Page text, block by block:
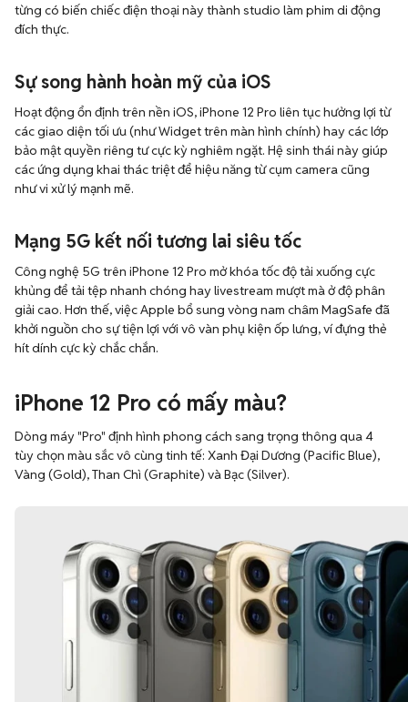
từng có biến chiếc điện thoại này thành studio làm phim di động
đích thực.
Sự song hành hoàn mỹ của iOS
Hoạt động ổn định trên nền iOS, iPhone 12 Pro liên tục hưởng lợi từ
các giao diện tối ưu (như Widget trên màn hình chính) hay các lớp
bảo mật quyền riêng tư cực kỳ nghiêm ngặt. Hệ sinh thái này giúp
các ứng dụng khai thác triệt để hiệu năng từ cụm camera cũng
như vi xử lý mạnh mẽ.
Mạng 5G kết nối tương lai siêu tốc
Công nghệ 5G trên iPhone 12 Pro mở khóa tốc độ tải xuống cực
khủng để tải tệp nhanh chóng hay livestream mượt mà ở độ phân
giải cao. Hơn thế, việc Apple bổ sung vòng nam châm MagSafe đã
khởi nguồn cho sự tiện lợi với vô vàn phụ kiện ốp lưng, ví đựng thẻ
hít dính cực kỳ chắc chắn.
iPhone 12 Pro có mấy màu?
Dòng máy "Pro" định hình phong cách sang trọng thông qua 4
tùy chọn màu sắc vô cùng tinh tế: Xanh Đại Dương (Pacific Blue),
Vàng (Gold), Than Chì (Graphite) và Bạc (Silver).